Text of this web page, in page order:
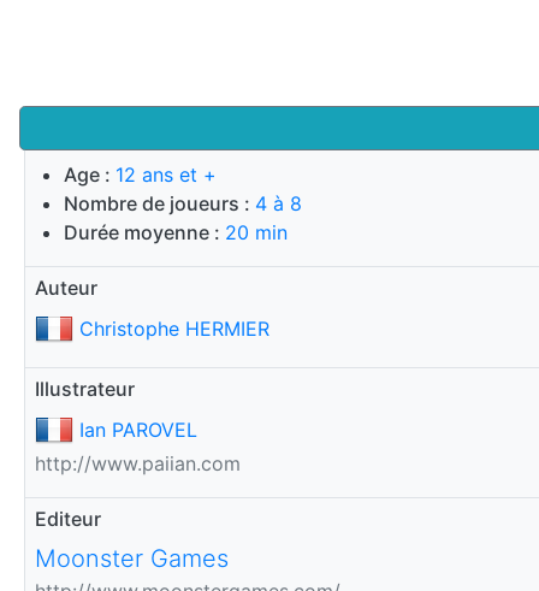
Age : 12 ans et +
Nombre de joueurs : 4 à 8
Durée moyenne : 20 min
Auteur
Christophe HERMIER
Illustrateur
Ian PAROVEL
http://www.paiian.com
Editeur
Moonster Games